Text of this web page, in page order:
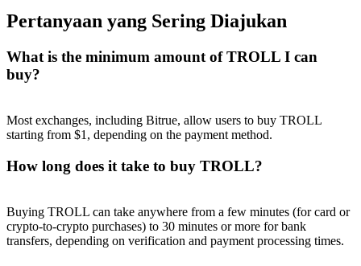
Pertanyaan yang Sering Diajukan
What is the minimum amount of TROLL I can
buy?
Most exchanges, including Bitrue, allow users to buy TROLL
starting from $1, depending on the payment method.
How long does it take to buy TROLL?
Buying TROLL can take anywhere from a few minutes (for card or
crypto-to-crypto purchases) to 30 minutes or more for bank
transfers, depending on verification and payment processing times.